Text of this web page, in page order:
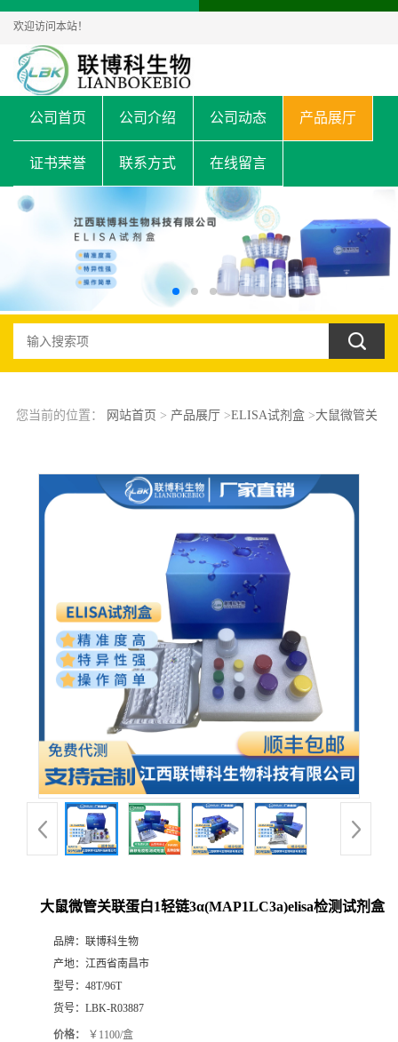
欢迎访问本站！
公司首页 公司介绍 公司动态 产品展厅
证书荣誉 联系方式 在线留言
您当前的位置： 网站首页 > 产品展厅 >ELISA试剂盒>大鼠微管关
大鼠微管关联蛋白1轻链3α(MAP1LC3a)elisa检测试剂盒
品牌： 联博科生物
产地： 江西省南昌市
型号： 48T/96T
货号： LBK-R03887
价格： ￥1100/盒